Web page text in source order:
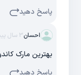
پاسخ دهید
احسان3 سال پیش
بهترین مارک